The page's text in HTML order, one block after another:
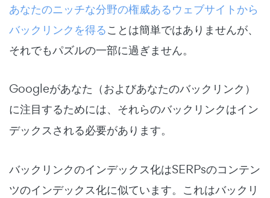
あなたのニッチな分野の権威あるウェブサイトから
バックリンクを得ることは簡単ではありませんが、
それでもパズルの一部に過ぎません。
Googleがあなた（およびあなたのバックリンク）
に注目するためには、それらのバックリンクはイン
デックスされる必要があります。
バックリンクのインデックス化はSERPsのコンテン
ツのインデックス化に似ています。これはバックリ